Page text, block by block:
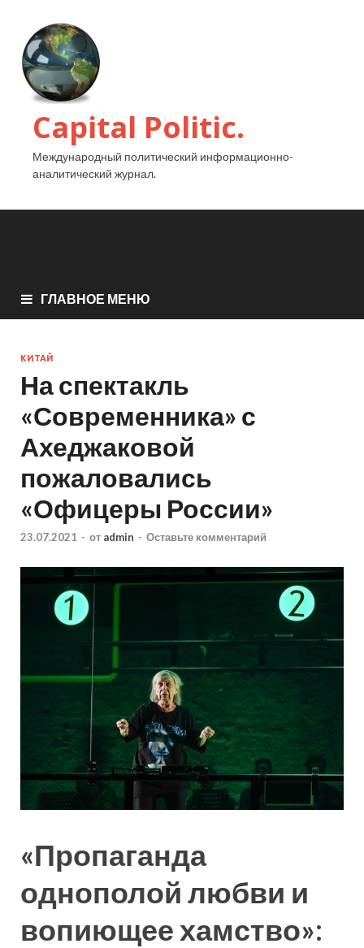
Capital Politic.
Международный политический информационно-
аналитический журнал.
ГЛАВНОЕ МЕНЮ
КИТАЙ
На спектакль
«Современника» с
Ахеджаковой
пожаловались
«Офицеры России»
23.07.2021 - от admin - Оставьте комментарий
«Пропаганда
однополой любви и
вопиющее хамство»: